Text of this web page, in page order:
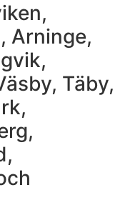
Arninge,
Täby,